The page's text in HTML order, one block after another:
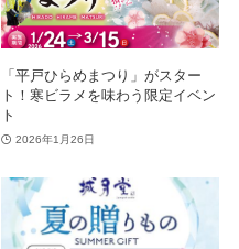
「平戸ひらめまつり」がスター
ト！寒ビラメを味わう限定イベン
ト
2026年1月26日